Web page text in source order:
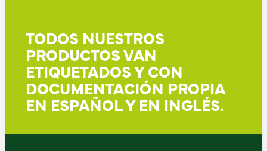
TODOS NUESTROS
PRODUCTOS VAN
ETIQUETADOS Y CON
DOCUMENTACIÓN PROPIA
EN ESPAÑOL Y EN INGLÉS.